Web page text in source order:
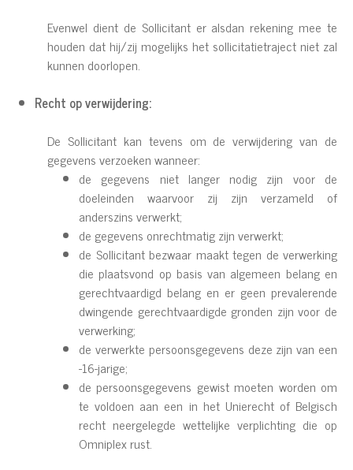
Evenwel dient de Sollicitant er alsdan rekening mee te
houden dat hij/zij mogelijks het sollicitatietraject niet zal
kunnen doorlopen.
Recht op verwijdering:
De Sollicitant kan tevens om de verwijdering van de
gegevens verzoeken wanneer:
de gegevens niet langer nodig zijn voor de
doeleinden waarvoor zij zijn verzameld of
anderszins verwerkt;
de gegevens onrechtmatig zijn verwerkt;
de Sollicitant bezwaar maakt tegen de verwerking
die plaatsvond op basis van algemeen belang en
gerechtvaardigd belang en er geen prevalerende
dwingende gerechtvaardigde gronden zijn voor de
verwerking;
de verwerkte persoonsgegevens deze zijn van een
-16-jarige;
de persoonsgegevens gewist moeten worden om
te voldoen aan een in het Unierecht of Belgisch
recht neergelegde wettelijke verplichting die op
Omniplex rust.